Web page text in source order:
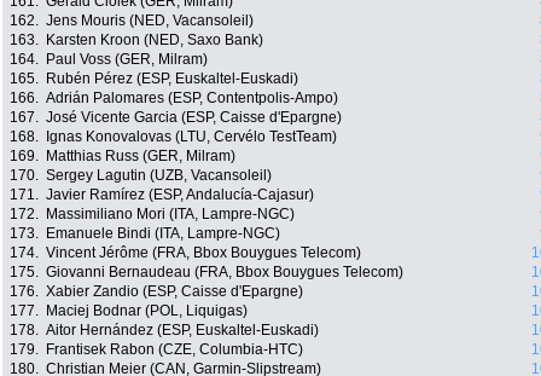
162. Jens Mouris (NED, Vacansoleil)
163.
Karsten Kroon (NED, Saxo Bank)
164.
Paul Voss (GER, Milram)
165.
Rubén Pérez (ESP, Euskaltel-Euskadi)
166. Adrián Palomares (ESP, Contentpolis-Ampo)
167. José Vicente Garcia (ESP, Caisse d'Epargne)
168.
Ignas Konovalovas (LTU, Cervélo TestTeam)
169.
Matthias Russ (GER, Milram)
170. Sergey Lagutin (UZB, Vacansoleil)
171. Javier Ramírez (ESP, Andalucía-Cajasur)
172.
Massimiliano Mori (ITA, Lampre-NGC)
173.
Emanuele Bindi (ITA, Lampre-NGC)
174. Vincent Jérôme (FRA, Bbox Bouygues Telecom)
175. Giovanni Bernaudeau (FRA, Bbox Bouygues Telecom)
176. Xabier Zandio (ESP, Caisse d'Epargne)
177.
Maciej Bodnar (POL, Liquigas)
178. Aitor Hernández (ESP, Euskaltel-Euskadi)
179.
Frantisek Rabon (CZE, Columbia-HTC)
180. Christian Meier (CAN, Garmin-Slipstream)